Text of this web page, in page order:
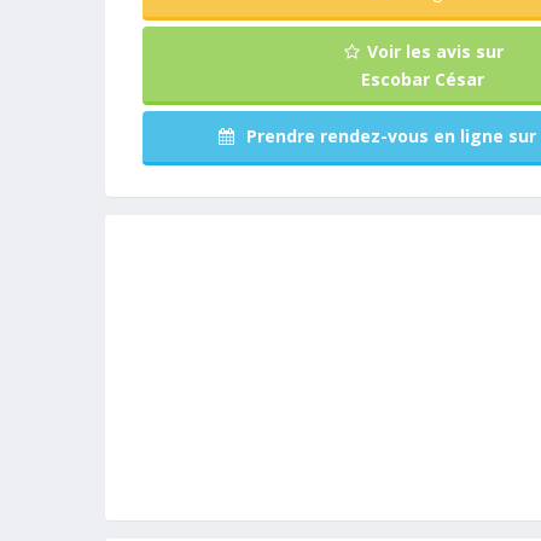
Voir les avis sur
Escobar César
Prendre rendez-vous en ligne